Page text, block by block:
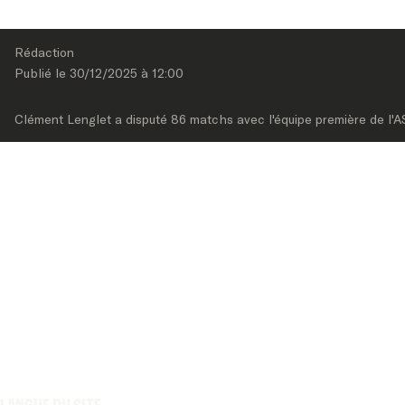
Rédaction
Publié le 30/12/2025 à 12:00
Clément Lenglet a disputé 86 matchs avec l'équipe première de